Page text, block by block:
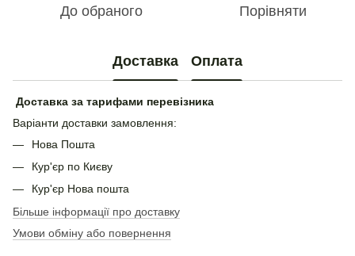
До обраного Порівняти
Доставка Оплата
Доставка за тарифами перевізника
Варіанти доставки замовлення:
Нова Пошта
Кур'єр по Києву
Кур'єр Нова пошта
Більше інформації про доставку
Умови обміну або повернення